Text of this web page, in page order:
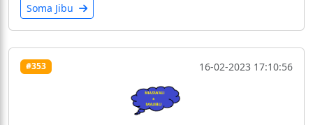
Soma Jibu
#353 16-02-2023 17:10:56